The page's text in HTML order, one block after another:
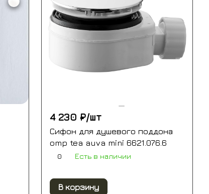
4 230 ₽/шт
Сифон для душевого поддона
omp tea auva mini 6621.076.6
0 Есть в наличии
В корзину